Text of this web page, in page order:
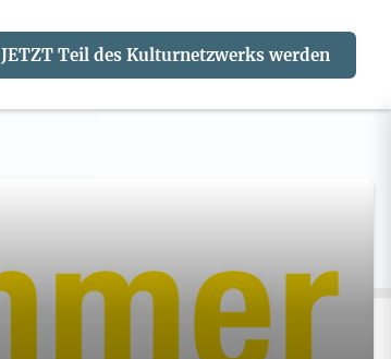
JETZT Teil des Kulturnetzwerks werden